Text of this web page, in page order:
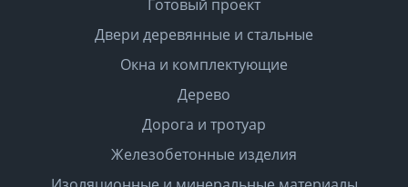
Готовый проект
Двери деревянные и стальные
Окна и комплектующие
Дерево
Дорога и тротуар
Железобетонные изделия